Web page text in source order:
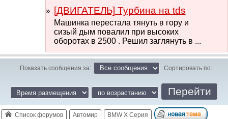
[ДВИГАТЕЛЬ] Турбина на tds
Машинка перестала тянуть в гору и
сизый дым повалил при высоких
оборотах в 2500 . Решил заглянуть в ...
Показать сообщения за: Сортировать по:
Список форумов Автомир BMW X Серия